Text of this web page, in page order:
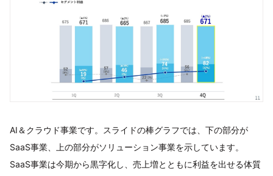
AI＆クラウド事業です。スライドの棒グラフでは、下の部分が
SaaS事業、上の部分がソリューション事業を示しています。
SaaS事業は今期から黒字化し、売上増とともに利益を出せる体質